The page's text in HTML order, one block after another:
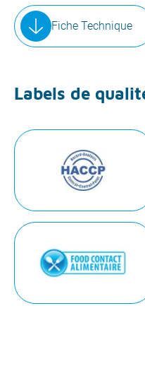
Fiche Technique
Labels de